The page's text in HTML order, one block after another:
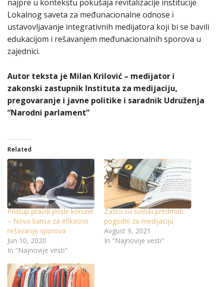
najpre u kontekstu pokušaja revitalizacije institucije
Lokalnog saveta za međunacionalne odnose i
ustavovljavanje integrativnih medijatora koji bi se bavili
edukacijom i rešavanjem međunacionalnih sporova u
zajednici.
Autor teksta je Milan Krilović – medijator i
zakonski zastupnik Instituta za medijaciju,
pregovaranje i javne politike i saradnik Udruženja
“Narodni parlament”
Related
Pristup pravdi posle korone
– Nova šansa za efikasno
rešavanje sporova
Jun 10, 2020
In "Najnovije vesti"
Zašto su sudski predmeti
pogodni za medijaciju
Avgust 9, 2021
In "Najnovije vesti"